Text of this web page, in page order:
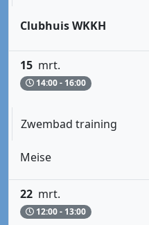
Clubhuis WKKH
15 mrt.
14:00 - 16:00
Zwembad training
Meise
22 mrt.
12:00 - 13:00